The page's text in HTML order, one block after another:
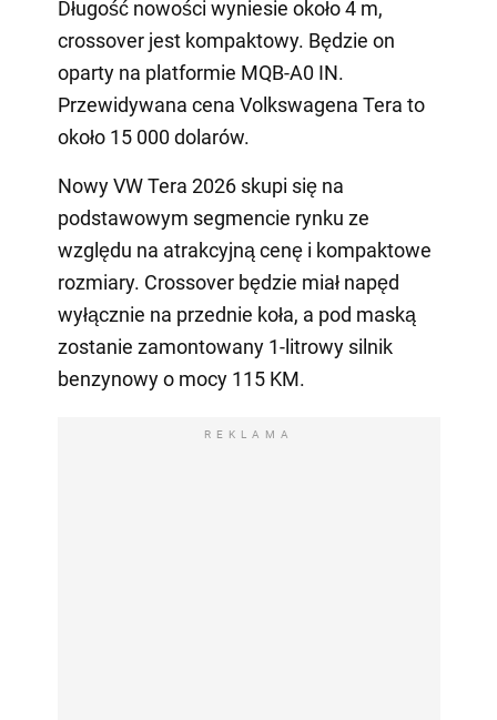
Długość nowości wyniesie około 4 m,
crossover jest kompaktowy. Będzie on
oparty na platformie MQB-A0 IN.
Przewidywana cena Volkswagena Tera to
około 15 000 dolarów.
Nowy VW Tera 2026 skupi się na
podstawowym segmencie rynku ze
względu na atrakcyjną cenę i kompaktowe
rozmiary. Crossover będzie miał napęd
wyłącznie na przednie koła, a pod maską
zostanie zamontowany 1-litrowy silnik
benzynowy o mocy 115 KM.
REKLAMA